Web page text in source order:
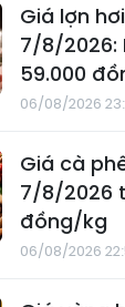
Giá lợn
7/8/2026:
59.000
06/08/2026
Giá cà
7/8/2026
đồng/kg
06/08/2026